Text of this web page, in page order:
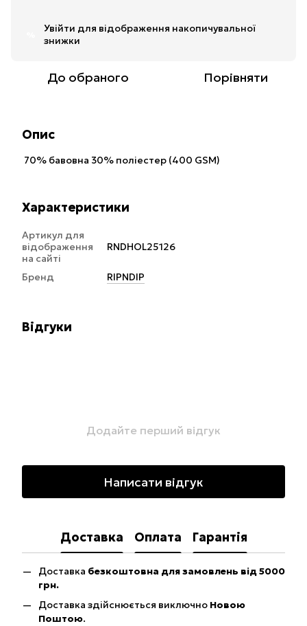
Увійти для відображення накопичувальної
знижки
До обраного Порівняти
Опис
70% бавовна 30% поліестер (400 GSM)
Характеристики
Артикул для
відображення
на сайті
RNDHOL25126
Бренд RIPNDIP
Відгуки
Додайте перший відгук
Написати відгук
Доставка Оплата Гарантія
Доставка безкоштовна для замовлень від 5000
грн.
Доставка здійснюється виключно Новою
Поштою.